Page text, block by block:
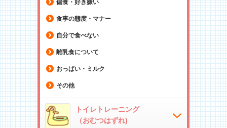
偏食・好き嫌い
食事の態度・マナー
自分で食べない
離乳食について
おっぱい・ミルク
その他
トイレトレーニング
（おむつはずれ)